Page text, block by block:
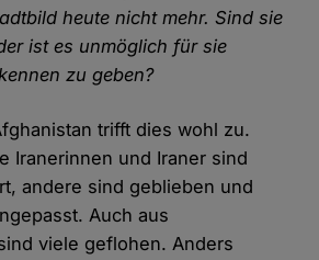
heute nicht mehr. Sind sie
ist es unmöglich für sie
zu geben?
trifft dies wohl zu.
Iranerinnen und Iraner sind
andere sind geblieben und
Auch aus
viele geflohen. Anders